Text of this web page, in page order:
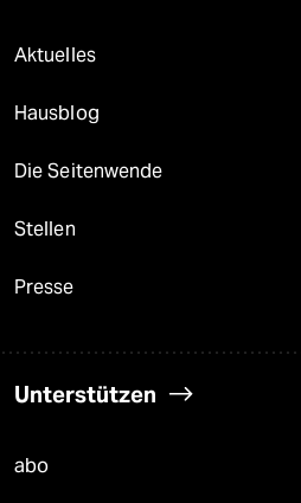
Aktuelles
Hausblog
Die Seitenwende
Stellen
Presse
Unterstützen
abo